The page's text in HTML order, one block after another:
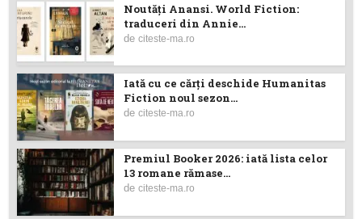
Noutăţi Anansi. World Fiction:
traduceri din Annie...
deciteste-ma.ro
Iată cu ce cărţi deschide Humanitas
Fiction noul sezon...
deciteste-ma.ro
Premiul Booker 2026: iată lista celor
13 romane rămase...
deciteste-ma.ro